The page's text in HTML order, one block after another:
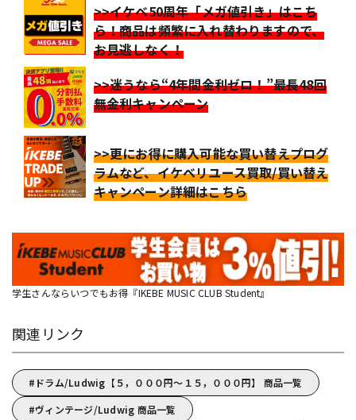
>>イケベ50周年「メガ値引き」はこち
ら！商品は頻繁に入れ替わりますので、
お見逃しなく！
>>迷うなら“4年間金利ゼロ！”最長48回
無金利キャンペーン
>>更にお得に購入可能な買い替えプログ
ラムなど、イケベリユース買取/買い替え
キャンペーン詳細はこちら
学生さんならいつでもお得『IKEBE MUSIC CLUB Student』
関連リンク
ドラム/Ludwig【５，０００円～１５，０００円】 商品一覧
ヴィンテージ/Ludwig 商品一覧